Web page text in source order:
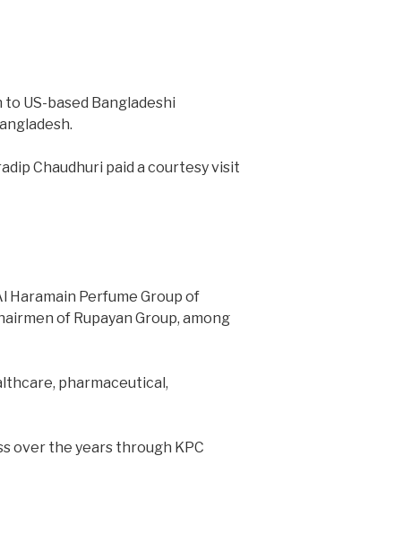
US-based Bangladeshi
Chaudhuri paid a courtesy visit
Haramain Perfume Group of
of Rupayan Group, among
pharmaceutical,
over the years through KPC